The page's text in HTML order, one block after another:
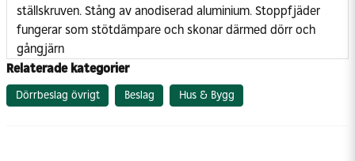
ställskruven. Stång av anodiserad aluminium. Stoppfjäder
fungerar som stötdämpare och skonar därmed dörr och
gångjärn
Relaterade kategorier
Dörrbeslag övrigt Beslag Hus & Bygg